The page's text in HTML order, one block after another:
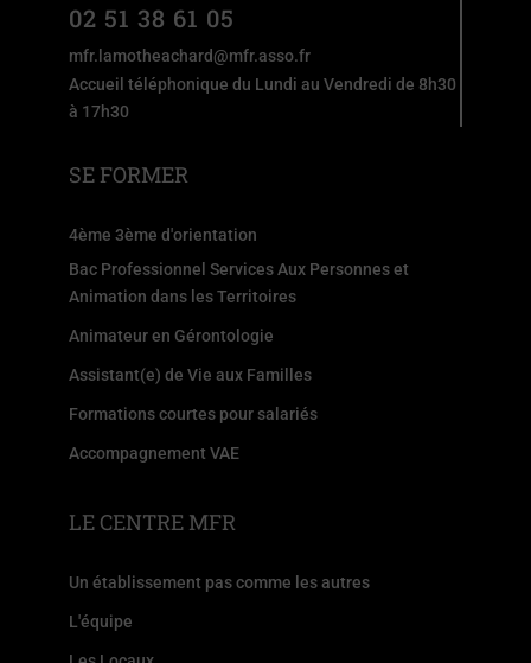
02 51 38 61 05
mfr.lamotheachard@mfr.asso.fr
Accueil téléphonique du Lundi au Vendredi de 8h30
à 17h30
SE FORMER
4ème 3ème d'orientation
Bac Professionnel Services Aux Personnes et
Animation dans les Territoires
Animateur en Gérontologie
Assistant(e) de Vie aux Familles
Formations courtes pour salariés
Accompagnement VAE
LE CENTRE MFR
Un établissement pas comme les autres
L'équipe